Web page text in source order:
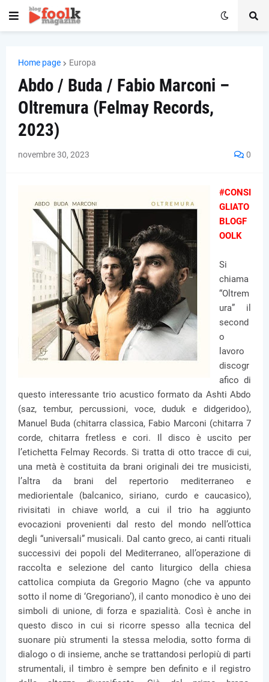
Home page Europa
Abdo / Buda / Fabio Marconi –
Oltremura (Felmay Records,
2023)
novembre 30, 2023 0
#CONSI
GLIATO
BLOGF
OOLK
Si
chiama
“Oltrem
ura” il
second
o
lavoro
discogr
afico di
questo interessante trio acustico formato da Ashti Abdo
(saz, tembur, percussioni, voce, duduk e didgeridoo),
Manuel Buda (chitarra classica, Fabio Marconi (chitarra 7
corde, chitarra fretless e cori. Il disco è uscito per
l’etichetta Felmay Records. Si tratta di otto tracce di cui,
una metà è costituita da brani originali dei tre musicisti,
l’altra da brani del repertorio mediterraneo e
mediorientale (balcanico, siriano, curdo e caucasico),
rivisitati in chiave world, a cui il trio ha aggiunto
evocazioni provenienti dal resto del mondo nell’ottica
degli “universali” musicali. Dal canto greco, ai canti rituali
successivi dei popoli del Mediterraneo, all’operazione di
raccolta e selezione del canto liturgico della chiesa
cattolica compiuta da Gregorio Magno (che va appunto
sotto il nome di ‘Gregoriano’), il canto monodico è uno dei
simboli di unione, di forza e spazialità. Così è anche in
questo disco in cui si ricorre spesso alla tecnica del
suonare più strumenti la stessa melodia, sotto forma di
dialogo o di insieme, anche se trattandosi perlopiù di parti
strumentali, il timbro è sempre ben definito e il registro